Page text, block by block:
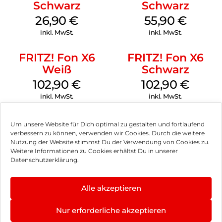
Um unsere Website für Dich optimal zu gestalten und fortlaufend
verbessern zu können, verwenden wir Cookies. Durch die weitere
Nutzung der Website stimmst Du der Verwendung von Cookies zu.
Weitere Informationen zu Cookies erhältst Du in unserer
Datenschutzerklärung.
Alle akzeptieren
Nur erforderliche akzeptieren
Homeoffice immer ein Gerät zur Hand.
Mit welchen zusätzlichen Mobilteilen Sie das Gigaset A690
ergänzen können, erfahren Sie hier.
ECO DECT:
Die Gigaset A690-Reihe ist, wie alle Gigaset-
Schnurlostelefone, mit der umweltfreundlichen ECO DECT
Technologie ausgestattet. Das heißt: Die Telefone sind
Mobilteile ebenfalls ECO DECT unterstützen. Während des
Gesprächs passt sich die Sendeleistung automatisch an die
Entfernung zwischen Basis und Mobilteil an. Je kleiner der
Abstand zur Basis ist, desto geringer ist die Strahlung. Für
maximale DECT-Reichweite lässt sich der ECO DECT-Modus
jederzeit deaktivieren.
Schwarz
26,90€
inkl. MwSt.
Schwarz
55,90 €
inkl. MwSt.
FRITZ! Fon X6
Weiß
102,90€
inkl. MwSt.
FRITZ! Fon X6
Schwarz
102,90€
inkl. MwSt.
Impressum